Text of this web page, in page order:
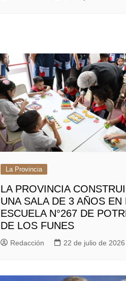
La Provincia
LA PROVINCIA
UNA SALA DE 3 AÑOS EN
ESCUELA N°267 DE
DE LOS FUNES
Redacción 22 de julio de 2026